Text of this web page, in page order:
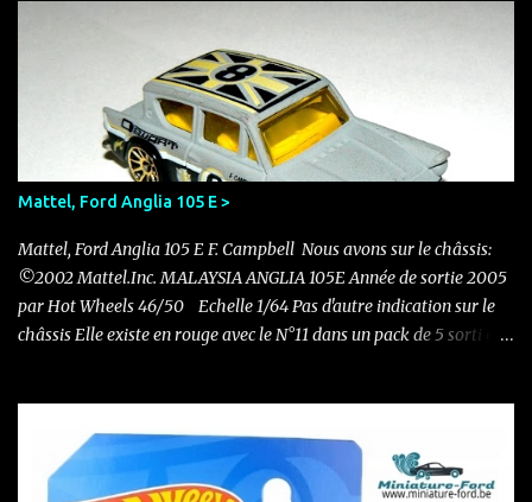
Mattel, Ford Anglia 105 E >
Mattel, Ford Anglia 105 E F. Campbell Nous avons sur le châssis:
©2002 Mattel.Inc. MALAYSIA ANGLIA 105E Année de sortie 2005
par Hot Wheels 46/50 Echelle 1/64 Pas d'autre indication sur le
châssis Elle existe en rouge avec le N°11 dans un pack de 5 sorti en